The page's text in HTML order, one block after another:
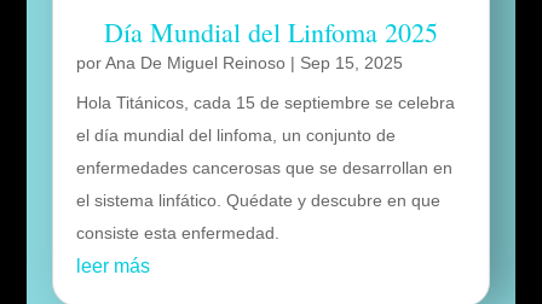
Día Mundial del Linfoma 2025
porAna De Miguel Reinoso| Sep 15, 2025
Hola Titánicos, cada 15 de septiembre se celebra
el día mundial del linfoma, un conjunto de
enfermedades cancerosas que se desarrollan en
el sistema linfático. Quédate y descubre en que
consiste esta enfermedad.
leer más